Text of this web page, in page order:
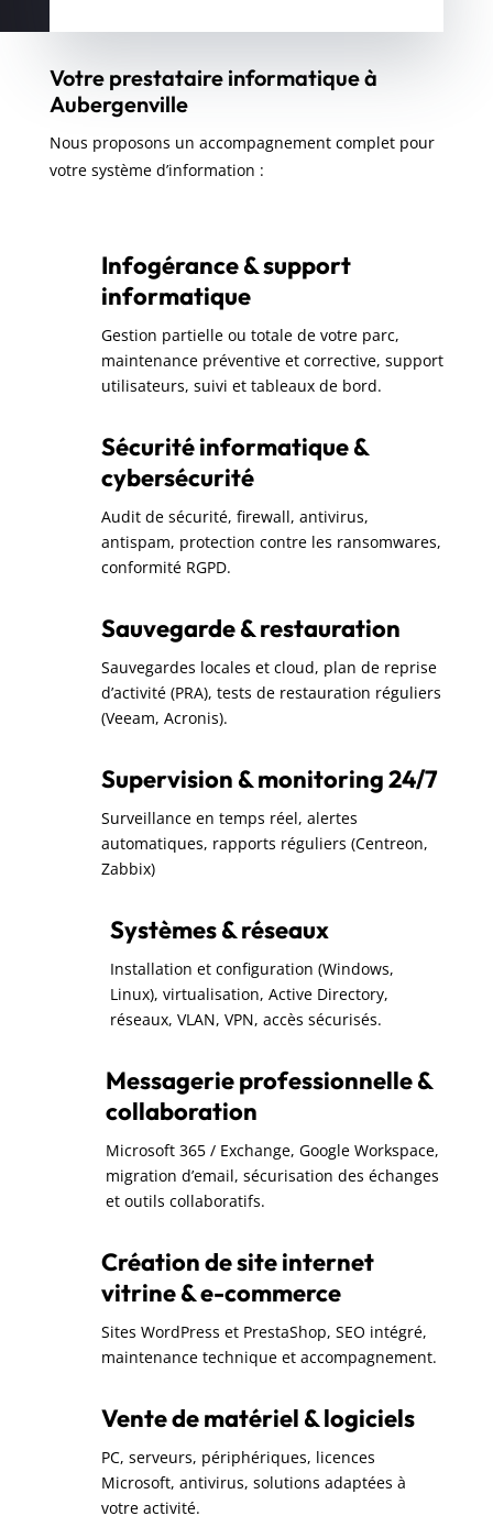
Votre prestataire informatique à
Aubergenville
Nous proposons un accompagnement complet pour
votre système d’information :
Infogérance & support
informatique
Gestion partielle ou totale de votre parc,
maintenance préventive et corrective, support
utilisateurs, suivi et tableaux de bord.
Sécurité informatique &
cybersécurité
Audit de sécurité, firewall, antivirus,
antispam, protection contre les ransomwares,
conformité RGPD.
Sauvegarde & restauration
Sauvegardes locales et cloud, plan de reprise
d’activité (PRA), tests de restauration réguliers
(Veeam, Acronis).
Supervision & monitoring 24/7
Surveillance en temps réel, alertes
automatiques, rapports réguliers (Centreon,
Zabbix)
Systèmes & réseaux
Installation et configuration (Windows,
Linux), virtualisation, Active Directory,
réseaux, VLAN, VPN, accès sécurisés.
Messagerie professionnelle &
collaboration
Microsoft 365 / Exchange, Google Workspace,
migration d’email, sécurisation des échanges
et outils collaboratifs.
Création de site internet
vitrine & e-commerce
Sites WordPress et PrestaShop, SEO intégré,
maintenance technique et accompagnement.
Vente de matériel & logiciels
PC, serveurs, périphériques, licences
Microsoft, antivirus, solutions adaptées à
votre activité.